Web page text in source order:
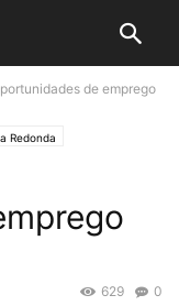
de emprego
Redonda
0
629